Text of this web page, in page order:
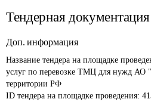
Тендерная документация
Доп. информация
Название тендера на площадке
услуг по перевозке ТМЦ для нужд АО
территории РФ
ID тендера на площадке проведения: